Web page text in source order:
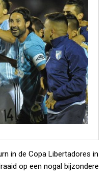
in de Copa Libertadores in
op een nogal bijzondere